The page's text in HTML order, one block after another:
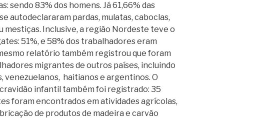
sendo 83% dos homens. Já 61,66% das
autodeclararam pardas, mulatas, caboclas,
mestiças. Inclusive, a região Nordeste teve o
51%, e 58% dos trabalhadores eram
relatório também registrou que foram
migrantes de outros países, incluindo
venezuelanos, haitianos e argentinos. O
infantil também foi registrado: 35
foram encontrados em atividades agrícolas,
de produtos de madeira e carvão